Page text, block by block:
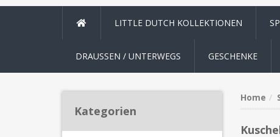
LITTLE DUTCH KOLLEKTIONEN
DRAUSSEN / UNTERWEGS GESCHENKE
Kategorien
Home